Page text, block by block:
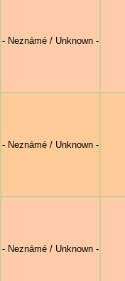
- Neznámé / Unknown -
- Neznámé / Unknown -
- Neznámé / Unknown -